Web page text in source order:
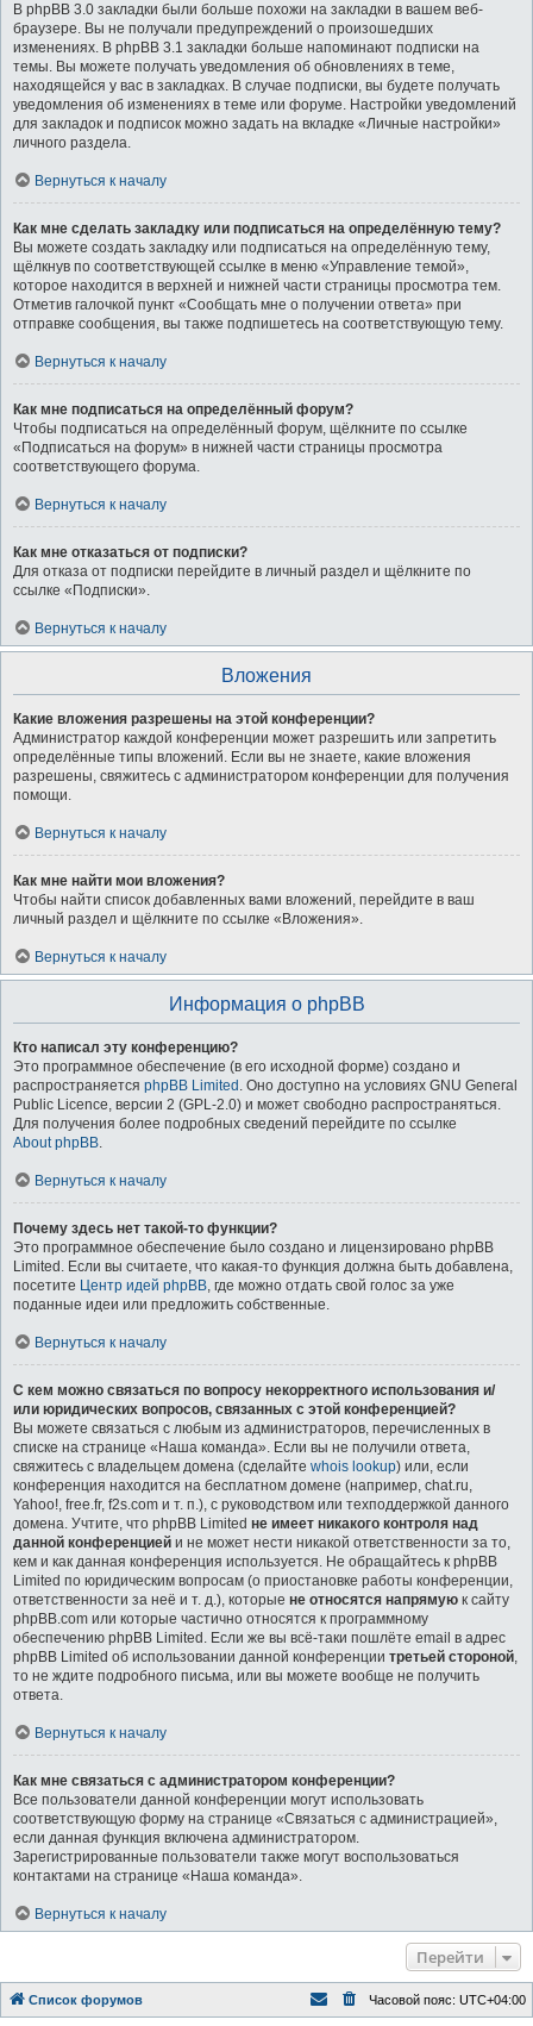
В phpBB 3.0 закладки были больше похожи на закладки в вашем веб-
браузере. Вы не получали предупреждений о произошедших
изменениях. В phpBB 3.1 закладки больше напоминают подписки на
темы. Вы можете получать уведомления об обновлениях в теме,
находящейся у вас в закладках. В случае подписки, вы будете получать
уведомления об изменениях в теме или форуме. Настройки уведомлений
для закладок и подписок можно задать на вкладке «Личные настройки»
личного раздела.
Вернуться к началу
Как мне сделать закладку или подписаться на определённую тему?
Вы можете создать закладку или подписаться на определённую тему,
щёлкнув по соответствующей ссылке в меню «Управление темой»,
которое находится в верхней и нижней части страницы просмотра тем.
Отметив галочкой пункт «Сообщать мне о получении ответа» при
отправке сообщения, вы также подпишетесь на соответствующую тему.
Вернуться к началу
Как мне подписаться на определённый форум?
Чтобы подписаться на определённый форум, щёлкните по ссылке
«Подписаться на форум» в нижней части страницы просмотра
соответствующего форума.
Вернуться к началу
Как мне отказаться от подписки?
Для отказа от подписки перейдите в личный раздел и щёлкните по
ссылке «Подписки».
Вернуться к началу
Вложения
Какие вложения разрешены на этой конференции?
Администратор каждой конференции может разрешить или запретить
определённые типы вложений. Если вы не знаете, какие вложения
разрешены, свяжитесь с администратором конференции для получения
помощи.
Вернуться к началу
Как мне найти мои вложения?
Чтобы найти список добавленных вами вложений, перейдите в ваш
личный раздел и щёлкните по ссылке «Вложения».
Вернуться к началу
Информация о phpBB
Кто написал эту конференцию?
Это программное обеспечение (в его исходной форме) создано и
распространяется phpBB Limited . Оно доступно на условиях GNU General
Public Licence, версии 2 (GPL-2.0) и может свободно распространяться.
Для получения более подробных сведений перейдите по ссылке
About phpBB.
Вернуться к началу
Почему здесь нет такой-то функции?
Это программное обеспечение было создано и лицензировано phpBB
Limited. Если вы считаете, что какая-то функция должна быть добавлена,
посетите Центр идей phpBB, где можно отдать свой голос за уже
поданные идеи или предложить собственные.
Вернуться к началу
С кем можно связаться по вопросу некорректного использования и/
или юридических вопросов, связанных с этой конференцией?
Вы можете связаться с любым из администраторов, перечисленных в
списке на странице «Наша команда». Если вы не получили ответа,
свяжитесь с владельцем домена (сделайте whois lookup) или, если
конференция находится на бесплатном домене (например, chat.ru,
Yahoo!, free.fr, f2s.com и т. п.), с руководством или техподдержкой данного
домена. Учтите, что phpBB Limited не имеет никакого контроля над
данной конференцией и не может нести никакой ответственности за то,
кем и как данная конференция используется. Не обращайтесь к phpBB
Limited по юридическим вопросам (о приостановке работы конференции,
ответственности за неё и т. д.), которые не относятся напрямую к сайту
phpBB.com или которые частично относятся к программному
обеспечению phpBB Limited. Если же вы всё-таки пошлёте email в адрес
phpBB Limited об использовании данной конференции третьей стороной,
то не ждите подробного письма, или вы можете вообще не получить
ответа.
Вернуться к началу
Как мне связаться с администратором конференции?
Все пользователи данной конференции могут использовать
соответствующую форму на странице «Связаться с администрацией»,
если данная функция включена администратором.
Зарегистрированные пользователи также могут воспользоваться
контактами на странице «Наша команда».
Вернуться к началу
Перейти
Список форумов Часовой пояс: UTC+04:00